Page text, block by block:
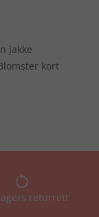
jakke
kort
returrett